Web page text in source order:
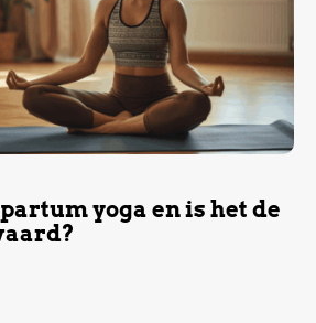
yoga en is het de